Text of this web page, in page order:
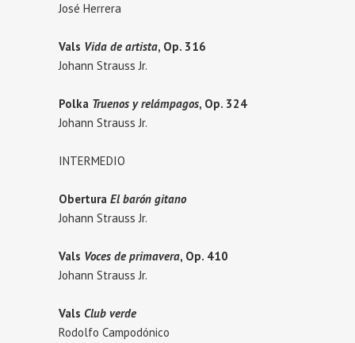
José Herrera
Vals Vida de artista, Op. 316
Johann Strauss Jr.
Polka Truenos y relámpagos, Op. 324
Johann Strauss Jr.
INTERMEDIO
Obertura El barón gitano
Johann Strauss Jr.
Vals Voces de primavera, Op. 410
Johann Strauss Jr.
Vals Club verde
Rodolfo Campodónico